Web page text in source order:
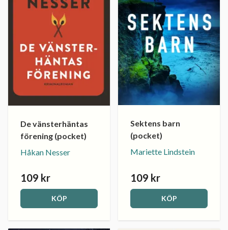
De vänsterhäntas
förening (pocket)
Håkan Nesser
109 kr
KÖP
Sektens barn
(pocket)
Mariette Lindstein
109 kr
KÖP